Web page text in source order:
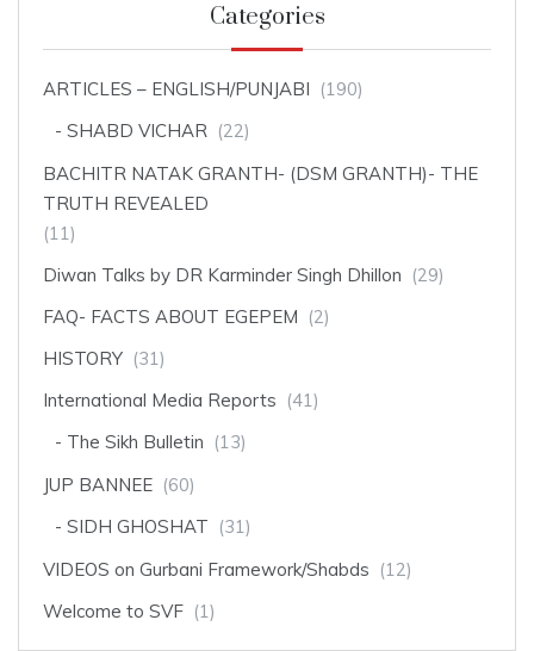
Categories
ARTICLES – ENGLISH/PUNJABI (190)
SHABD VICHAR (22)
BACHITR NATAK GRANTH- (DSM GRANTH)- THE
TRUTH REVEALED
(11)
Diwan Talks by DR Karminder Singh Dhillon (29)
FAQ- FACTS ABOUT EGEPEM (2)
HISTORY (31)
International Media Reports (41)
The Sikh Bulletin (13)
JUP BANNEE (60)
SIDH GHOSHAT (31)
VIDEOS on Gurbani Framework/Shabds (12)
Welcome to SVF (1)